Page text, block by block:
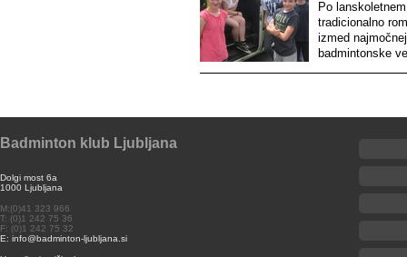
Po
tradicionalno
izmed
badmintonske
Badminton klub Ljubljana
Dolgi most 6a
1000 Ljubljana
M:(0)41 323 966
T: (0)1 242 75 36
F: (0)1 242 75 32
E: info@badminton-ljubljana.si